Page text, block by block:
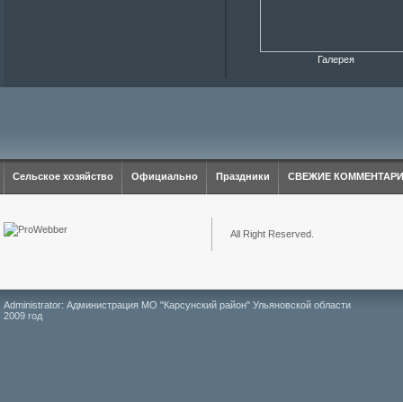
Галерея
Сельское хозяйство Официально Праздники СВЕЖИЕ
All Right Reserved.
Administrator: Администрация МО "Карсунский район" Ульяновской области
2009 год